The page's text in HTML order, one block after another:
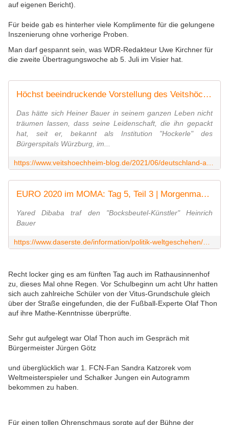
auf eigenen Bericht).
Für beide gab es hinterher viele Komplimente für die gelungene
Inszenierung ohne vorherige Proben.
Man darf gespannt sein, was WDR-Redakteur Uwe Kirchner für
die zweite Übertragungswoche ab 5. Juli im Visier hat.
Höchst beeindruckende Vorstellung des Veitshöchheimers Bocksbeutel-Hobbykünstlers Heiner Bauer im ARD-Fernsehen - Veitshöchheim News
Das hätte sich Heiner Bauer in seinem ganzen Leben nicht
träumen lassen, dass seine Leidenschaft, die ihn gepackt
hat, seit er, bekannt als Institution "Hockerle" des
Bürgerspitals Würzburg, im...
EURO 2020 im MOMA: Tag 5, Teil 3 | Morgenmagazin
Yared Dibaba traf den "Bocksbeutel-Künstler" Heinrich
Bauer
Recht locker ging es am fünften Tag auch im Rathausinnenhof
zu, dieses Mal ohne Regen. Vor Schulbeginn um acht Uhr hatten
sich auch zahlreiche Schüler von der Vitus-Grundschule gleich
über der Straße eingefunden, die der Fußball-Experte Olaf Thon
auf ihre Mathe-Kenntnisse überprüfte.
Sehr gut aufgelegt war Olaf Thon auch im Gespräch mit
Bürgermeister Jürgen Götz
und überglücklich war 1. FCN-Fan Sandra Katzorek vom
Weltmeisterspieler und Schalker Jungen ein Autogramm
bekommen zu haben.
Für einen tollen Ohrenschmaus sorgte auf der Bühne der